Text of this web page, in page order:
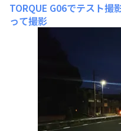
TORQUE G06でテスト撮影
って撮影